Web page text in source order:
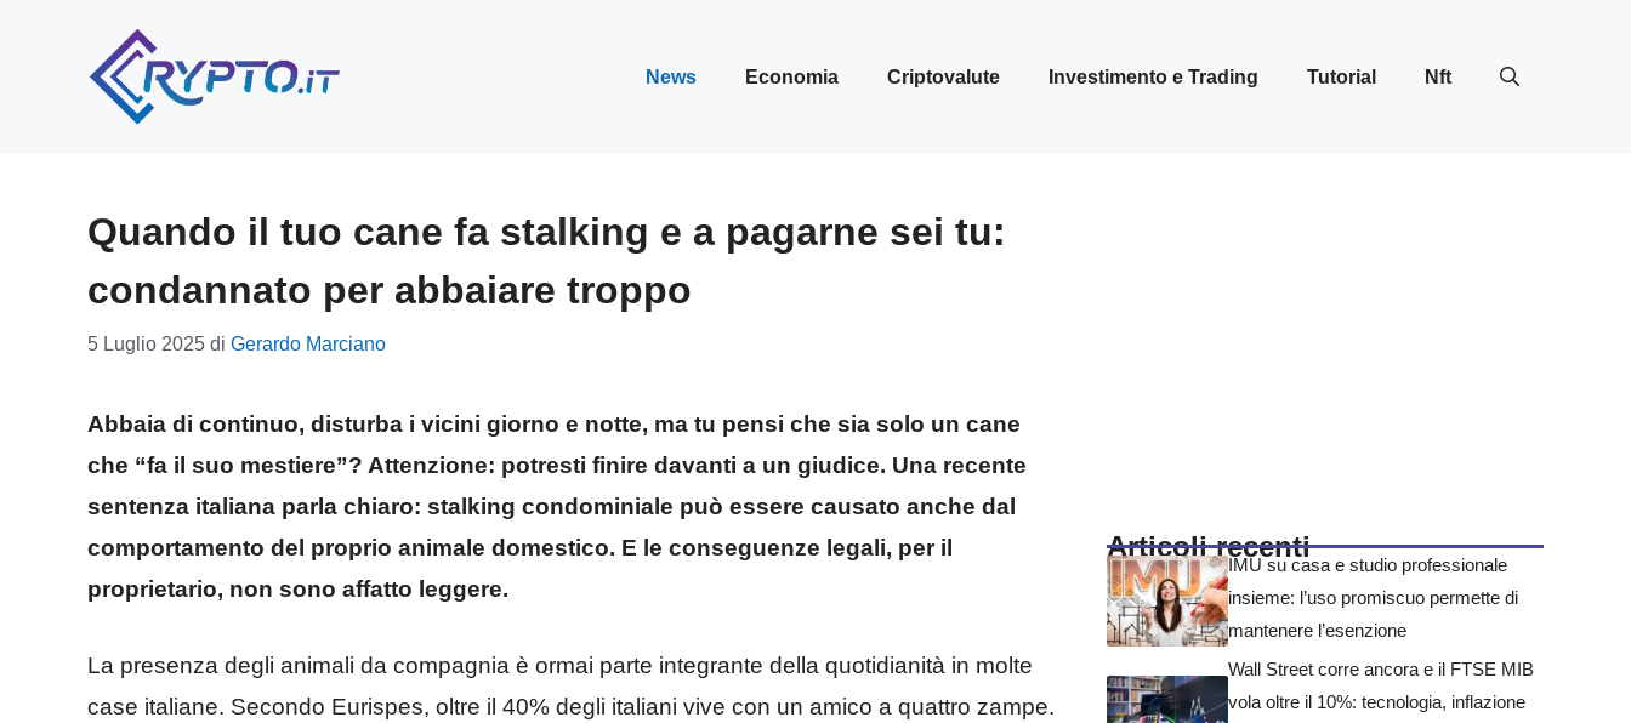
News Economia Criptovalute Investimento e Trading Tutorial Nft
Quando il tuo cane fa stalking e a pagarne sei tu:
condannato per abbaiare troppo
5 Luglio 2025 di Gerardo Marciano
Abbaia di continuo, disturba i vicini giorno e notte, ma tu pensi che sia solo un cane
che “fa il suo mestiere”? Attenzione: potresti finire davanti a un giudice. Una recente
sentenza italiana parla chiaro: stalking condominiale può essere causato anche dal
comportamento del proprio animale domestico. E le conseguenze legali, per il
proprietario, non sono affatto leggere.
La presenza degli animali da compagnia è ormai parte integrante della quotidianità in molte
case italiane. Secondo Eurispes, oltre il 40% degli italiani vive con un amico a quattro zampe.
Articoli recenti
IMU su casa e studio professionale
insieme: l’uso promiscuo permette di
mantenere l’esenzione
Wall Street corre ancora e il FTSE MIB
vola oltre il 10%: tecnologia, inflazione